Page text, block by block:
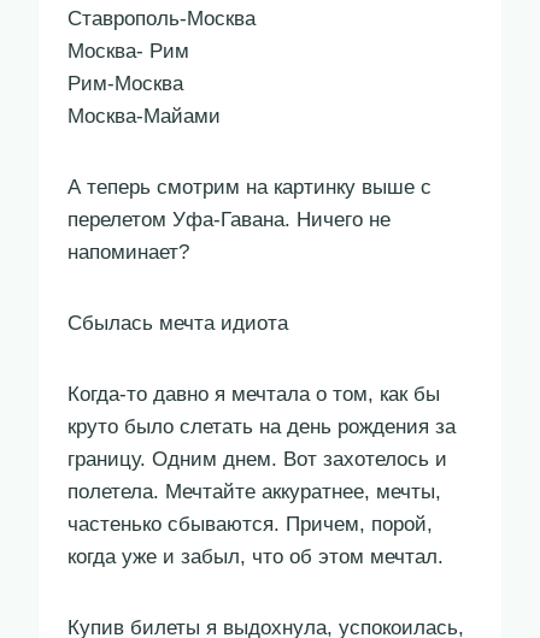
Ставрополь-Москва
Москва- Рим
Рим-Москва
Москва-Майами
А теперь смотрим на картинку выше с
перелетом Уфа-Гавана. Ничего не
напоминает?
Сбылась мечта идиота
Когда-то давно я мечтала о том, как бы
круто было слетать на день рождения за
границу. Одним днем. Вот захотелось и
полетела. Мечтайте аккуратнее, мечты,
частенько сбываются. Причем, порой,
когда уже и забыл, что об этом мечтал.
Купив билеты я выдохнула, успокоилась,